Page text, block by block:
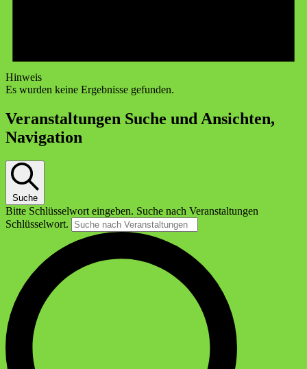
Hinweis
Es wurden keine Ergebnisse gefunden.
Veranstaltungen Suche und Ansichten,
Navigation
Suche
Bitte Schlüsselwort eingeben. Suche nach Veranstaltungen
Schlüsselwort.